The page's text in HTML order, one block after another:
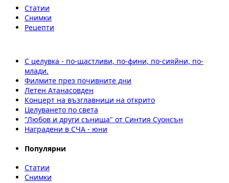
Статии
Снимки
Рецепти
С целувка - по-щастливи, по-фини, по-сияйни, по-
млади.
Филмите през почивните дни
Летен Атанасовден
Концерт на възглавници на открито
Целуването по света
"Любов и други сънища" от Синтия Суонсън
Наградени в СЧА - юни
Популярни
Статии
Снимки